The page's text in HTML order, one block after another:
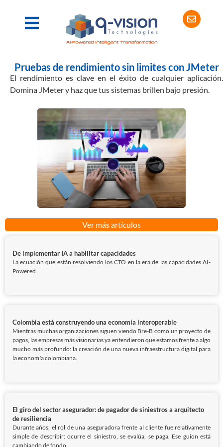
Pruebas de rendimiento sin limites con JMeter
El rendimiento es clave en el éxito de cualquier aplicación.
Domina JMeter y haz que tus sistemas brillen bajo presión.
Ver más artículos
De implementar IA a habilitar capacidades
La ecuación que están resolviendo los CTO en la era de las capacidades AI-
Powered
Colombia está construyendo una economía interoperable
Mientras muchas organizaciones siguen viendo Bre-B como un proyecto de
pagos, las empresas más visionarias ya entendieron que estamos frente a algo
mucho más profundo: la creación de una nueva infraestructura digital para
la economía colombiana.
El giro del sector asegurador: de pagador de siniestros a arquitecto
de resiliencia
Durante años, el rol de una aseguradora frente al cliente fue relativamente
simple de describir: ocurre el siniestro, se evalúa, se paga. Ese guion está
cambiando de fondo.